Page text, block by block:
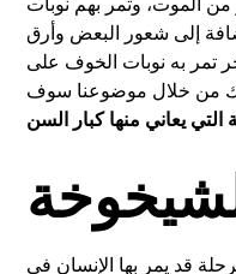
إلى شعور البعض وأرق
تمر به نوبات الخوف على
من خلال موضوعنا سوف
يعاني منها كبار السن
قد يمر بها الإنسان في